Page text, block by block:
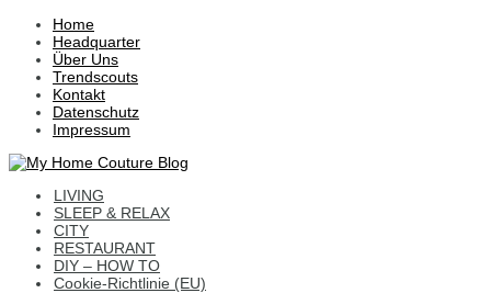
Skip
Main
Content
Home
Headquarter
Über Uns
Trendscouts
Kontakt
Datenschutz
Impressum
LIVING
SLEEP & RELAX
CITY
RESTAURANT
DIY – HOW TO
Cookie-Richtlinie (EU)